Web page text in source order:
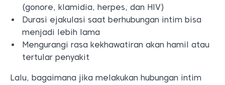
(gonore, klamidia, herpes, dan HIV)
Durasi ejakulasi saat berhubungan intim bisa
menjadi lebih lama
Mengurangi rasa kekhawatiran akan hamil atau
tertular penyakit
Lalu, bagaimana jika melakukan hubungan intim